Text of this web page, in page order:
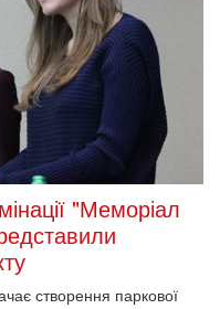
"Меморіал
створення паркової